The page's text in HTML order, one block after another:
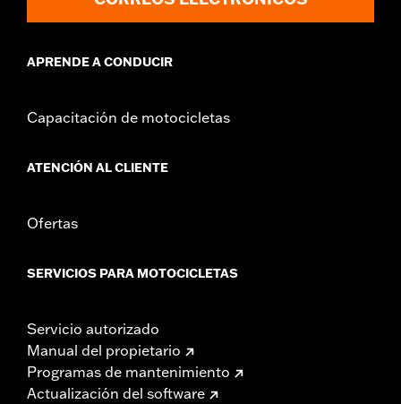
APRENDE A CONDUCIR
Capacitación de motocicletas
ATENCIÓN AL CLIENTE
Ofertas
SERVICIOS PARA MOTOCICLETAS
Servicio autorizado
Manual del propietario
Programas de mantenimiento
Actualización del software